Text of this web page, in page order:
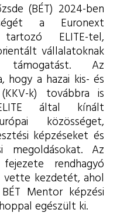
(BÉT) 2024-ben
a Euronext
ELITE-tel,
vállalatoknak
Az
hogy a hazai kis- és
k) továbbra is
által kínált
közösséget,
képzéseket és
megoldásokat. Az
rendhagyó
vette kezdetét, ahol
Mentor képzési
egészült ki.